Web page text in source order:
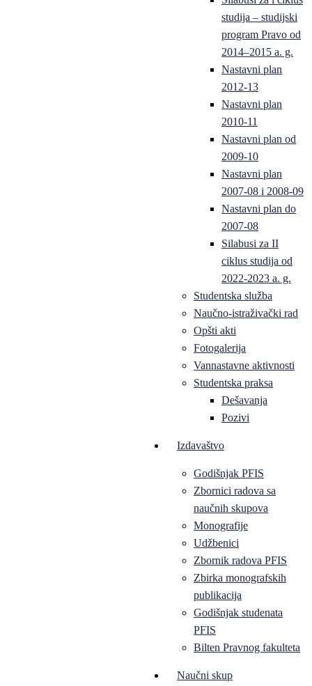
studija – studijski
program Pravo od
2014–2015 a. g.
Nastavni plan
2012-13
Nastavni plan
2010-11
Nastavni plan od
2009-10
Nastavni plan
2007-08 i 2008-09
Nastavni plan do
2007-08
Silabusi za II
ciklus studija od
2022-2023 a. g.
Studentska služba
Naučno-istraživački rad
Opšti akti
Fotogalerija
Vannastavne aktivnosti
Studentska praksa
Dešavanja
Pozivi
Izdavaštvo
Godišnjak PFIS
Zbornici radova sa
naučnih skupova
Monografije
Udžbenici
Zbornik radova PFIS
Zbirka monografskih
publikacija
Godišnjak studenata
PFIS
Bilten Pravnog fakulteta
Naučni skup